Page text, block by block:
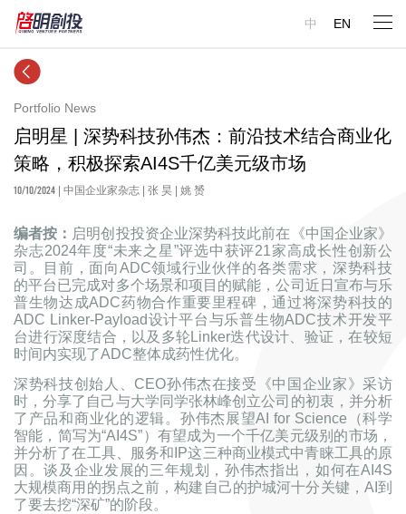
中 EN
Portfolio News
启明星 | 深势科技孙伟杰：前沿技术结合商业化
策略，积极探索AI4S千亿美元级市场
10/10/2024 | 中国企业家杂志 | 张 昊 | 姚 赟
编者按： 启明创投投资企业深势科技此前在《中国企业家》
杂志2024年度“未来之星”评选中获评21家高成长性创新公
司。目前，面向ADC领域行业伙伴的各类需求，深势科技
的平台已完成对多个场景和项目的赋能，公司近日宣布与乐
普生物达成ADC药物合作重要里程碑，通过将深势科技的
ADC Linker-Payload设计平台与乐普生物ADC技术开发平
台进行深度结合，以及多轮Linker迭代设计、验证，在较短
时间内实现了ADC整体成药性优化。
深势科技创始人、CEO孙伟杰在接受《中国企业家》采访
时，分享了自己与大学同学张林峰创立公司的初衷，并分析
了产品和商业化的逻辑。孙伟杰展望AI for Science（科学
智能，简写为“AI4S”）有望成为一个千亿美元级别的市场，
并分析了在工具、服务和IP这三种商业模式中青睐工具的原
因。谈及企业发展的三年规划，孙伟杰指出，如何在AI4S
大规模商用的拐点之前，构建自己的护城河十分关键，AI到
了要去挖“深矿”的阶段。